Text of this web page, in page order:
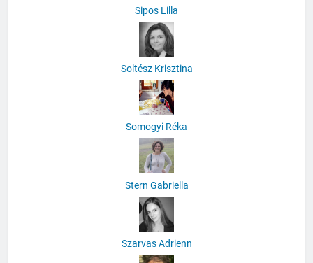
Sipos Lilla
Soltész Krisztina
Somogyi Réka
Stern Gabriella
Szarvas Adrienn